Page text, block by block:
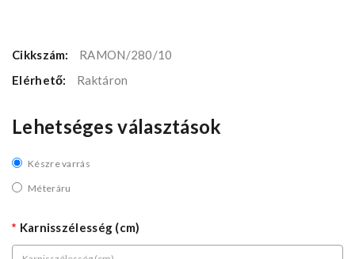
Cikkszám:
RAMON/280/10
Elérhető:
Raktáron
Lehetséges választások
Készre varrás
Méteráru
Karnisszélesség (cm)